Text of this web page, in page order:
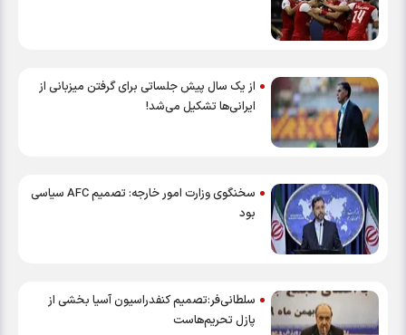
از یک سال پیش جلساتی برای گرفتن میزبانی از
ایرانی‌ها تشکیل می‌شد!
سخنگوی وزارت امور خارجه: تصمیم AFC سیاسی
بود
سلطانی‌فر:تصمیم کنفدراسیون آسیا بخشی از
پازل تحریم‌هاست